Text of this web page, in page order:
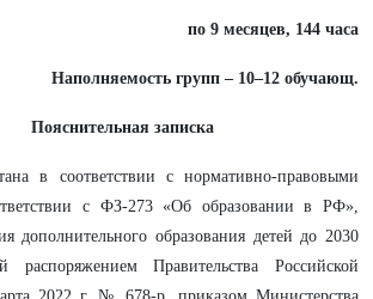
по 9 месяцев, 144 часа
Наполняемость групп – 10–12 обучающ.
Пояснительная записка
в соответствии с нормативно-правовыми
с ФЗ-273 «Об образовании в РФ»,
дополнительного образования детей до 2030
распоряжением Правительства Российской